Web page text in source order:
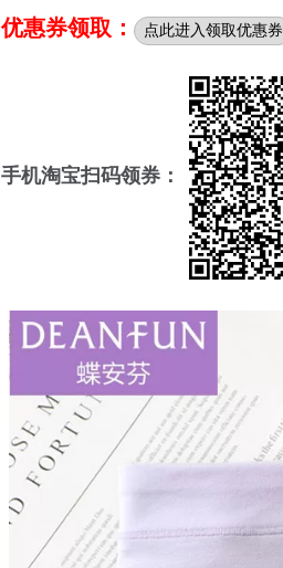
优惠券领取： 点此进入领取优惠券
手机淘宝扫码领券：